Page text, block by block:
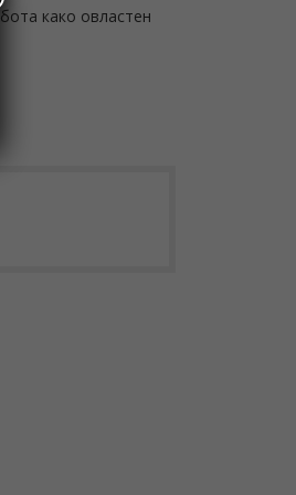
како овластен